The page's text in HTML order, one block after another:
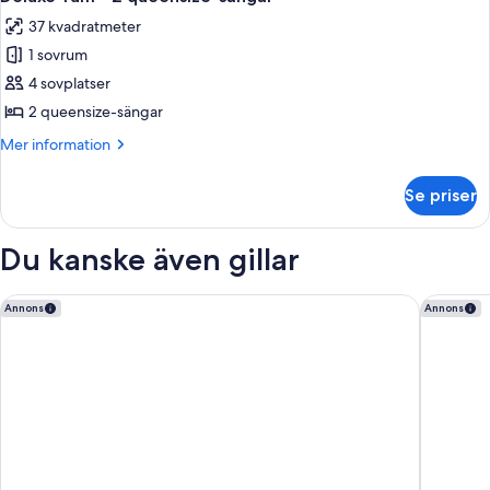
alla
foton
för
Deluxe-
rum
-
sängar
37 kvadratmeter
1 sovrum
4 sovplatser
2 queensize-sängar
Mer information
Mer
rum
sängar
Se priser
Du kanske även gillar
Annons
Lady Luck Casino Black Hawk - A Caesars Rewards Destination
Annons